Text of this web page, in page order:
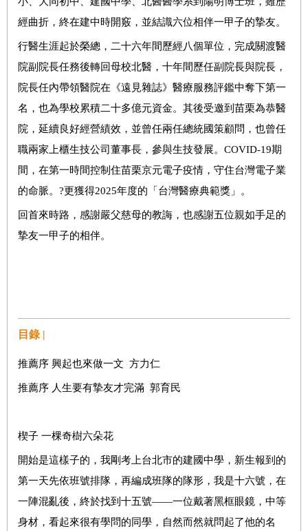
經曲折，終在建中時開竅，並結識六位相伴一甲子的摯友。
行醫生涯起於榮總，二十六年間歷經八個單位，完成關渡醫
院副院長任務後轉回母校北醫，十年間歷任副院長與院長，
院長任內帶領醫院在《遠見雜誌》醫療服務評鑑中奪下第一
名，也為學校累積二十多億元資金。其後受邀到苗栗為恭醫
院，延續良好經營績效，並曾任兩任總統國策顧問，也曾任
職兩家上櫃生技公司董事長，參與生技發展。COVID-19期
間，在第一時間控制住苗栗京元電子疫情，守住台灣電子業
的命脈。?更獲得2025年度的「台灣醫療典範獎」。
回首來時路，感謝嚴父慈母的教誨，也感謝五位親如手足的
摯友一甲子的相伴。
目錄 |
推薦序 興起也來做一文 方力仁
推薦序 人生要有摯友才完滿 郭育民
楔子 一棵奇樹六朵花
開始是這樣子的，我剛考上台北市的建國中學，新生報到的
第一天先依班號排隊，再編成班隊的隊形，我是十六號，在
一陣混亂後，終於找到十五號――一位戴著黑框眼鏡，中等
身材，看起來很有學問的同學，自然而然就問起了他的名